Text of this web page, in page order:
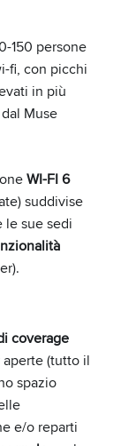
150 persone
fi, con picchi
in più
Muse
WI-FI 6
suddivise
le sue sedi
coverage
(tutto il
spazio
e/o reparti